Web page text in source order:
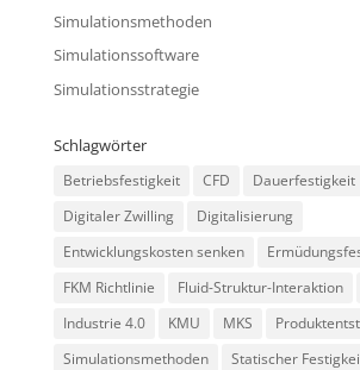
Simulationsmethoden
Simulationssoftware
Simulationsstrategie
Schlagwörter
Betriebsfestigkeit CFD
Dauerfestigkeit
Digitaler Zwilling
Digitalisierung
Entwicklungskosten senken
FKM Richtlinie
Fluid-Struktur-Interaktion
Industrie 4.0
KMU MKS
Simulationsmethoden
Statischer